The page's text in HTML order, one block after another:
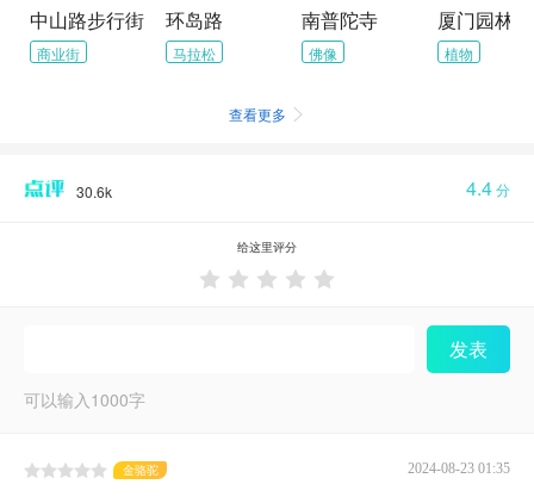
中山路步行街
商业街
环岛路
马拉松
南普陀寺
佛像 植物
查看更多 
30.6k 4.4分
给这里评分
    
发表
可以输入1000字
2024-08-23 01:35
金骆驼